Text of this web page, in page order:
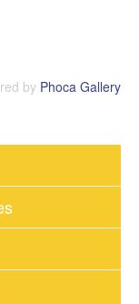
by Phoca Gallery